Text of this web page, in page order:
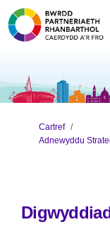
Rydych yma:
Cartref
Adnewyddu